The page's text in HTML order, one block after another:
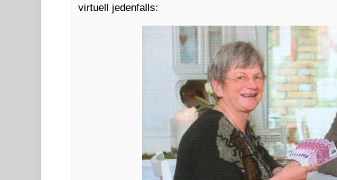
virtuell jedenfalls: